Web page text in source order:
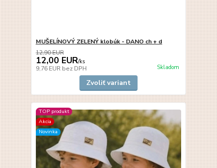
MUŠELÍNOVÝ ZELENÝ klobúk - DANO ch + d
12,90 EUR
12,00 EUR/ks
9,76 EUR bez DPH Skladom
Zvoliť variant
TOP produkt
Akcia
Novinka